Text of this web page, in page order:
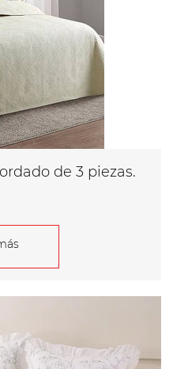
de 3 piezas.